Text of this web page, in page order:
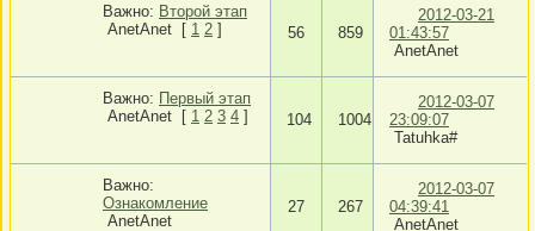
Важно: Второй этап
AnetAnet
[ 1 2 ] 56 859
2012-03-21
01:43:57
AnetAnet
Важно: Первый этап
AnetAnet
[ 1 2 3 4 ] 104 1004
2012-03-07
23:09:07
Tatuhka#
Важно:
Ознакомление
AnetAnet
27 267
2012-03-07
04:39:41
AnetAnet